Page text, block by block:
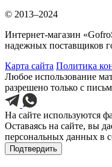
© 2013–2024
Интернет-магазин
надежных поставщиков
Карта сайта Политика
Любое использование
разрешено только с
На сайте используются
Оставаясь на сайте, вы
персональных данных в
Подтвердить